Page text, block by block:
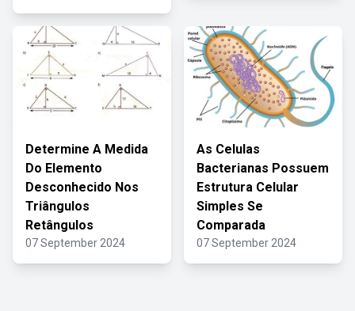
Determine A Medida
Do Elemento
Desconhecido Nos
Triângulos
Retângulos
07 September 2024
As Celulas
Bacterianas Possuem
Estrutura Celular
Simples Se
Comparada
07 September 2024